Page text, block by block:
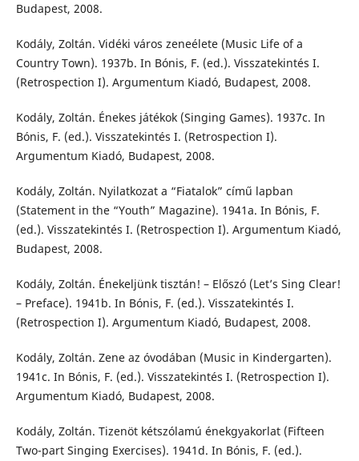
Budapest, 2008.
Kodály, Zoltán. Vidéki város zeneélete (Music Life of a
Country Town). 1937b. In Bónis, F. (ed.). Visszatekintés I.
(Retrospection I). Argumentum Kiadó, Budapest, 2008.
Kodály, Zoltán. Énekes játékok (Singing Games). 1937c. In
Bónis, F. (ed.). Visszatekintés I. (Retrospection I).
Argumentum Kiadó, Budapest, 2008.
Kodály, Zoltán. Nyilatkozat a “Fiatalok” című lapban
(Statement in the “Youth” Magazine). 1941a. In Bónis, F.
(ed.). Visszatekintés I. (Retrospection I). Argumentum Kiadó,
Budapest, 2008.
Kodály, Zoltán. Énekeljünk tisztán! – Előszó (Let’s Sing Clear!
– Preface). 1941b. In Bónis, F. (ed.). Visszatekintés I.
(Retrospection I). Argumentum Kiadó, Budapest, 2008.
Kodály, Zoltán. Zene az óvodában (Music in Kindergarten).
1941c. In Bónis, F. (ed.). Visszatekintés I. (Retrospection I).
Argumentum Kiadó, Budapest, 2008.
Kodály, Zoltán. Tizenöt kétszólamú énekgyakorlat (Fifteen
Two-part Singing Exercises). 1941d. In Bónis, F. (ed.).